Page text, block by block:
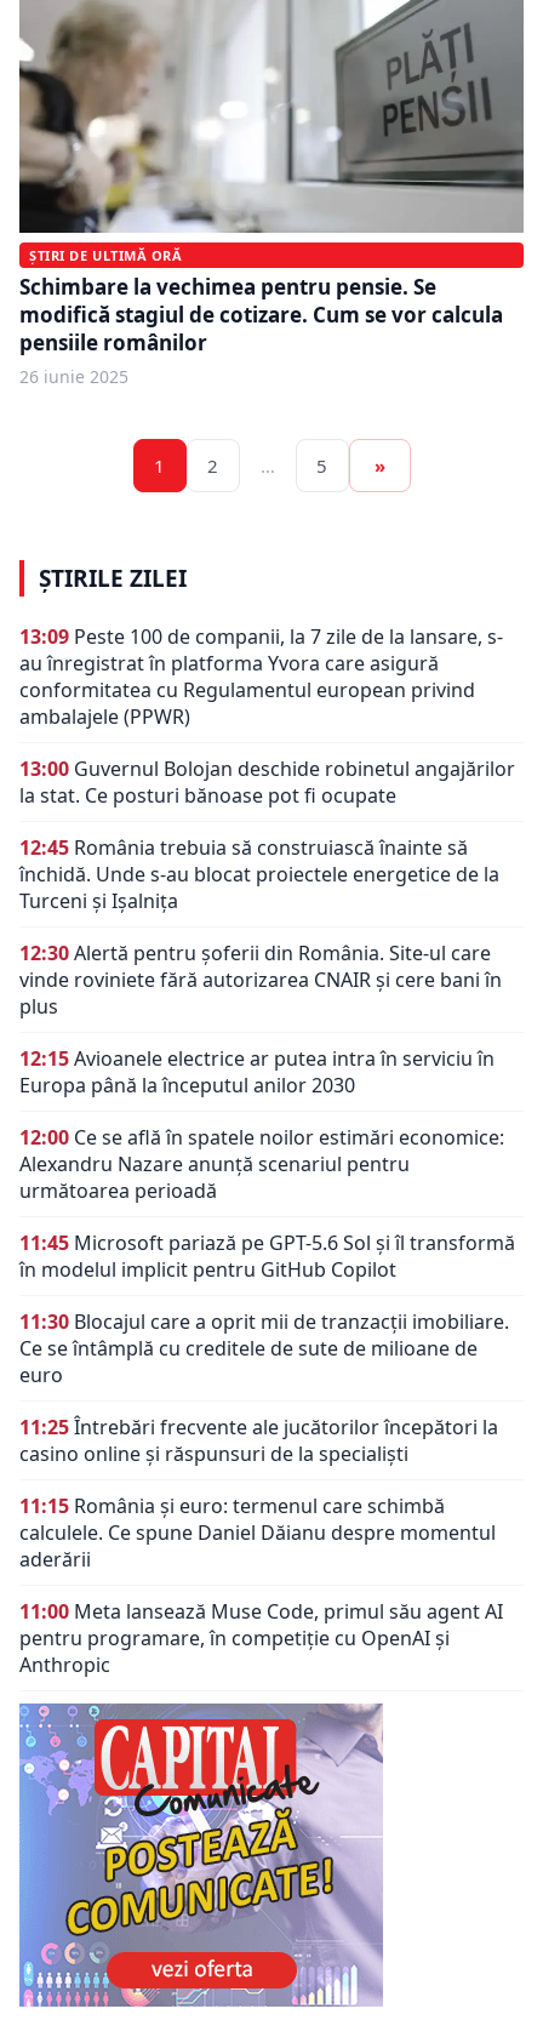
ȘTIRI DE ULTIMĂ ORĂ
Schimbare la vechimea pentru pensie. Se
modifică stagiul de cotizare. Cum se vor calcula
pensiile românilor
26 iunie 2025
1 2 … 5 »
ȘTIRILE ZILEI
13:09 Peste 100 de companii, la 7 zile de la lansare, s-
au înregistrat în platforma Yvora care asigură
conformitatea cu Regulamentul european privind
ambalajele (PPWR)
13:00 Guvernul Bolojan deschide robinetul angajărilor
la stat. Ce posturi bănoase pot fi ocupate
12:45 România trebuia să construiască înainte să
închidă. Unde s-au blocat proiectele energetice de la
Turceni și Ișalnița
12:30Alertă pentru șoferii din România. Site-ul care
vinde roviniete fără autorizarea CNAIR și cere bani în
plus
12:15Avioanele electrice ar putea intra în serviciu în
Europa până la începutul anilor 2030
12:00 Ce se află în spatele noilor estimări economice:
Alexandru Nazare anunță scenariul pentru
următoarea perioadă
11:45 Microsoft pariază pe GPT-5.6 Sol și îl transformă
în modelul implicit pentru GitHub Copilot
11:30 Blocajul care a oprit mii de tranzacții imobiliare.
Ce se întâmplă cu creditele de sute de milioane de
euro
11:25Întrebări frecvente ale jucătorilor începători la
casino online și răspunsuri de la specialiști
11:15 România și euro: termenul care schimbă
calculele. Ce spune Daniel Dăianu despre momentul
aderării
11:00 Meta lansează Muse Code, primul său agent AI
pentru programare, în competiție cu OpenAI și
Anthropic